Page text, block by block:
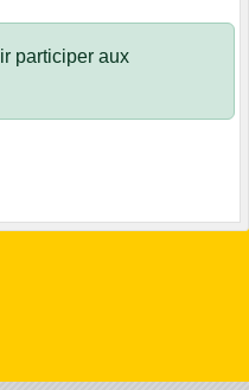
participer aux